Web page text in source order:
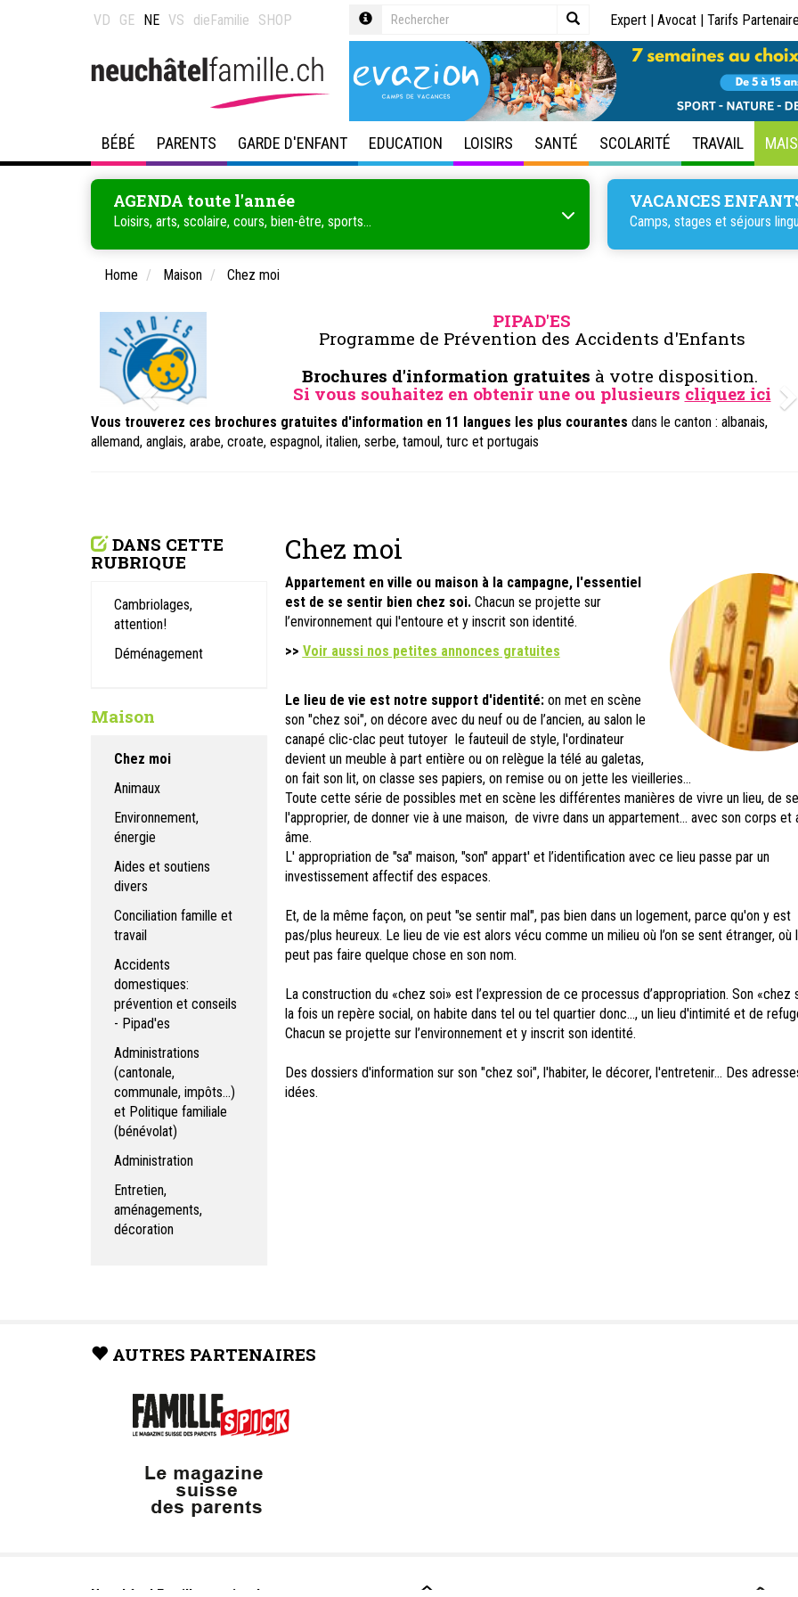
VD GE NE VS dieFamilie SHOP Expert | Avocat | Tarifs
BÉBÉ PARENTS GARDE D'ENFANT EDUCATION LOISIRS SANTÉ SCOLARITÉ TRAVAIL
AGENDA toute l'année
Loisirs, arts, scolaire, cours, bien-être, sports...
VACANCES
Camps, stages et séjours
Home Maison Chez moi
PIPAD'ES
Programme de Prévention des Accidents d'Enfants
Brochures d'information gratuites à votre disposition.
Si vous souhaitez en obtenir une ou plusieurs cliquez ici
Vous trouverez ces brochures gratuites d'information en 11 langues les plus courantes dans le canton : albanais,
allemand, anglais, arabe, croate, espagnol, italien, serbe, tamoul, turc et portugais
DANS CETTE
RUBRIQUE
Cambriolages,
attention!
Déménagement
Maison
Chez moi
Animaux
Environnement,
énergie
Aides et soutiens
divers
Conciliation famille et
travail
Accidents
domestiques:
prévention et conseils
- Pipad'es
Administrations
(cantonale,
communale, impôts...)
et Politique familiale
(bénévolat)
Administration
Entretien,
aménagements,
décoration
Chez moi
Appartement en ville ou maison à la campagne, l'essentiel
est de se sentir bien chez soi.Chacun se projette sur
l’environnement qui l'entoure et y inscrit son identité.
>> Voir aussi nos petites annonces gratuites
Le lieu de vie est notre support d'identité:on met en scène
son "chez soi", on décore avec du neuf ou de l’ancien, au salon le
canapé clic-clac peut tutoyer le fauteuil de style, l'ordinateur
devient un meuble à part entière ou on relègue la télé au galetas,
on fait son lit, on classe ses papiers, on remise ou on jette les vieilleries...
Toute cette série de possibles met en scène les différentes manières de vivre un lieu, de se
l'approprier, de donner vie à une maison, de vivre dans un appartement... avec son corps et
âme.
L' appropriation de "sa" maison, "son" appart' et l’identification avec ce lieu passe par un
investissement affectif des espaces.
Et, de la même façon, on peut "se sentir mal", pas bien dans un logement, parce qu'on y est
pas/plus heureux. Le lieu de vie est alors vécu comme un milieu où l’on se sent étranger, où
peut pas faire quelque chose en son nom.
La construction du «chez soi» est l’expression de ce processus d’appropriation. Son «chez
la fois un repère social, on habite dans tel ou tel quartier donc..., un lieu d'intimité et de
Chacun se projette sur l’environnement et y inscrit son identité.
Des dossiers d'information sur son "chez soi", l'habiter, le décorer, l'entretenir... Des
idées.
AUTRES PARTENAIRES